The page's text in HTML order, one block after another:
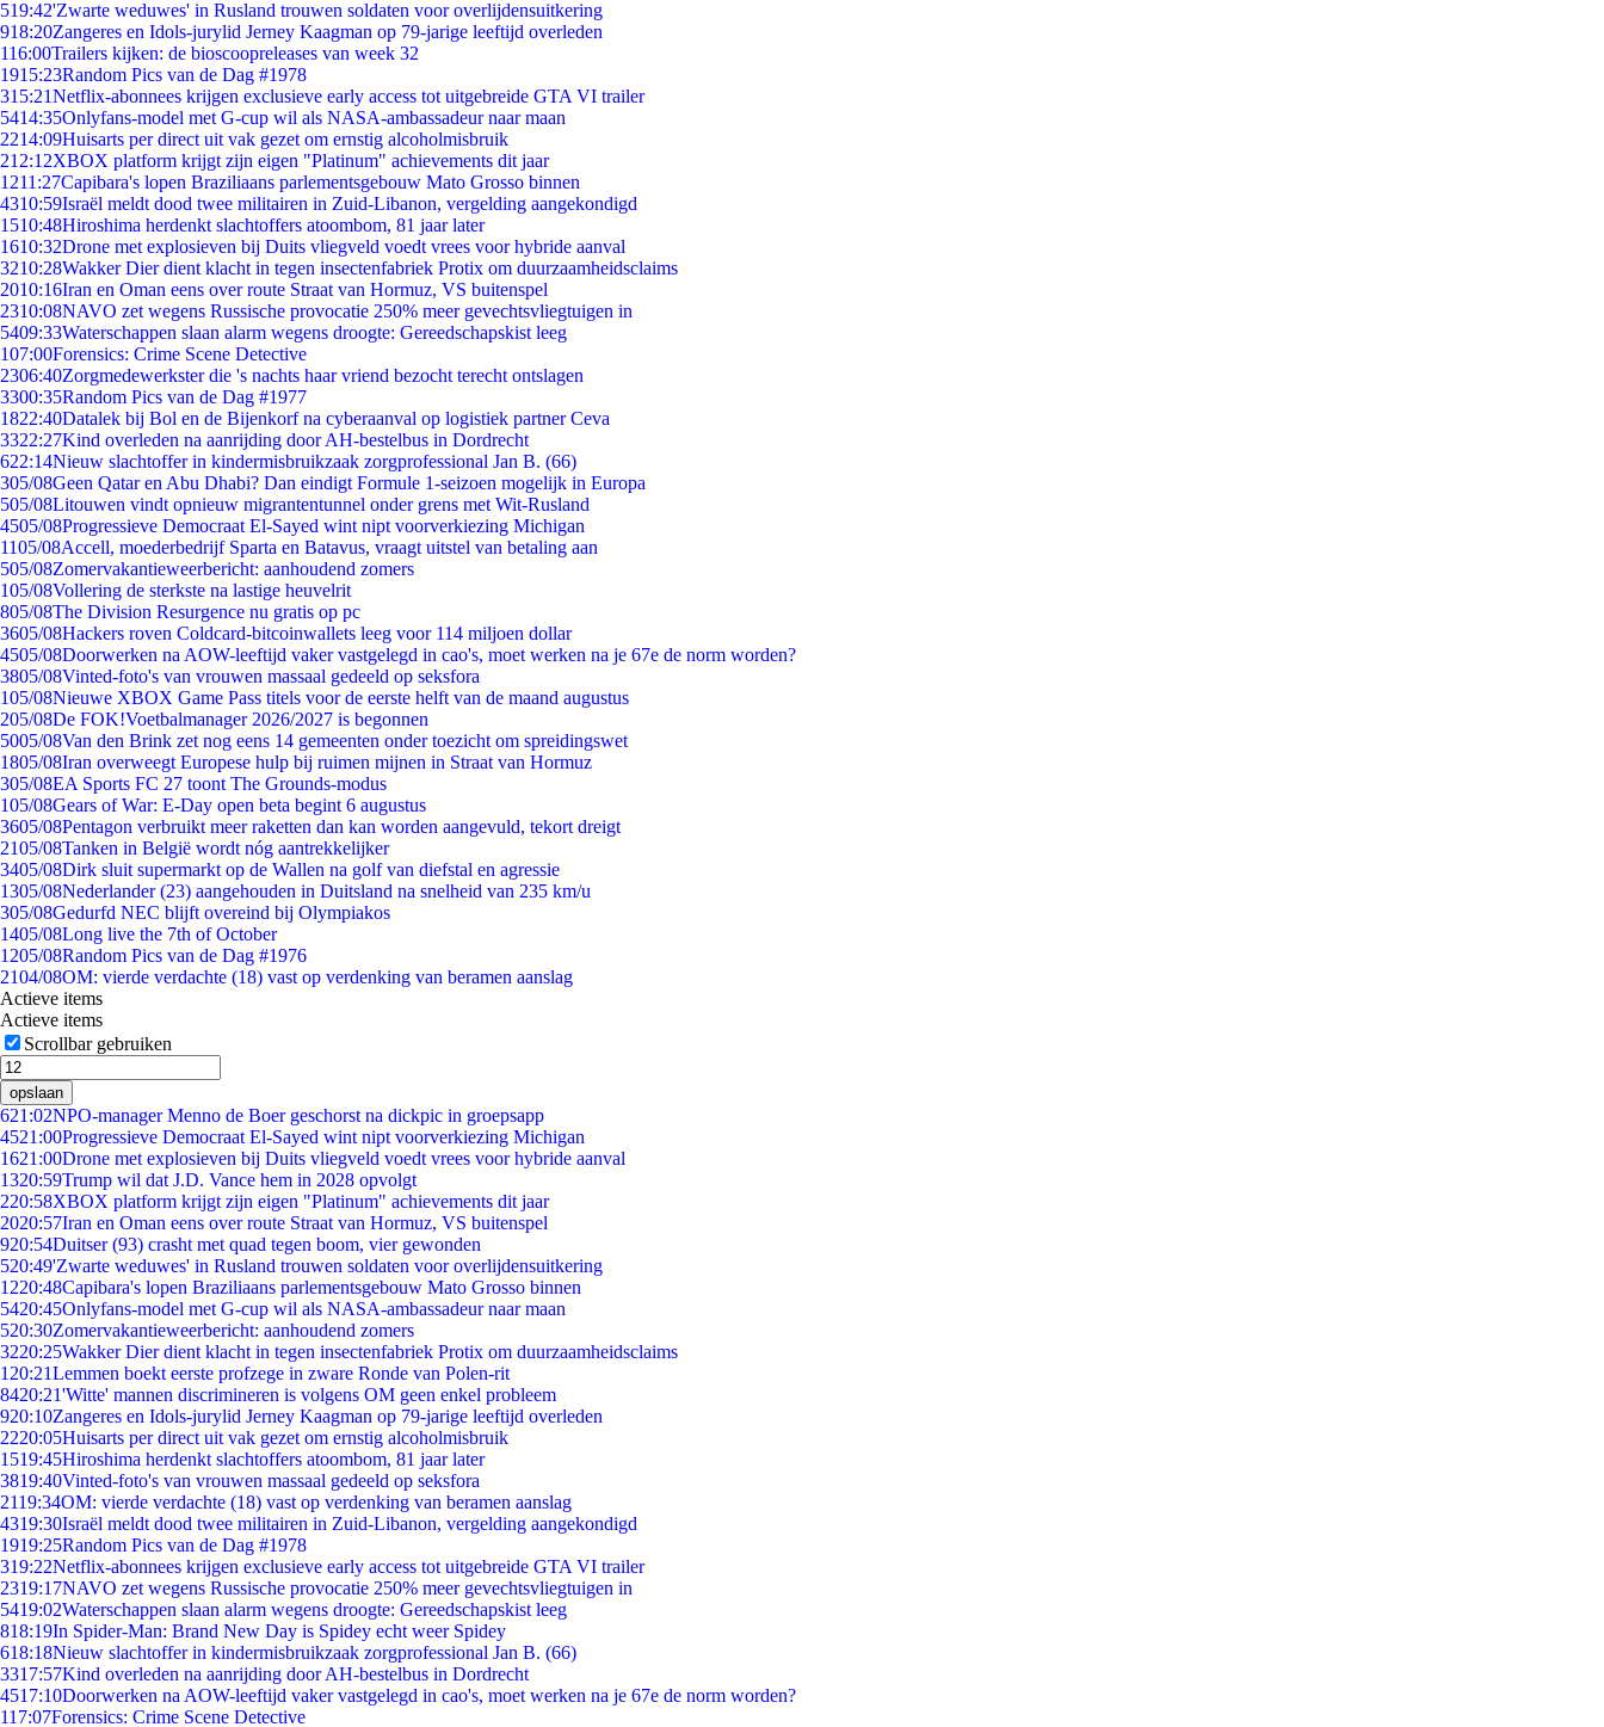
519:42'Zwarte weduwes' in Rusland trouwen soldaten voor overlijdensuitkering
918:20Zangeres en Idols-jurylid Jerney Kaagman op 79-jarige leeftijd overleden
116:00Trailers kijken: de bioscoopreleases van week 32
1915:23Random Pics van de Dag #1978
315:21Netflix-abonnees krijgen exclusieve early access tot uitgebreide GTA VI trailer
5414:35Onlyfans-model met G-cup wil als NASA-ambassadeur naar maan
2214:09Huisarts per direct uit vak gezet om ernstig alcoholmisbruik
212:12XBOX platform krijgt zijn eigen "Platinum" achievements dit jaar
1211:27Capibara's lopen Braziliaans parlementsgebouw Mato Grosso binnen
4310:59Israël meldt dood twee militairen in Zuid-Libanon, vergelding aangekondigd
1510:48Hiroshima herdenkt slachtoffers atoombom, 81 jaar later
1610:32Drone met explosieven bij Duits vliegveld voedt vrees voor hybride aanval
3210:28Wakker Dier dient klacht in tegen insectenfabriek Protix om duurzaamheidsclaims
2010:16Iran en Oman eens over route Straat van Hormuz, VS buitenspel
2310:08NAVO zet wegens Russische provocatie 250% meer gevechtsvliegtuigen in
5409:33Waterschappen slaan alarm wegens droogte: Gereedschapskist leeg
107:00Forensics: Crime Scene Detective
2306:40Zorgmedewerkster die 's nachts haar vriend bezocht terecht ontslagen
3300:35Random Pics van de Dag #1977
1822:40Datalek bij Bol en de Bijenkorf na cyberaanval op logistiek partner Ceva
3322:27Kind overleden na aanrijding door AH-bestelbus in Dordrecht
622:14Nieuw slachtoffer in kindermisbruikzaak zorgprofessional Jan B. (66)
305/08Geen Qatar en Abu Dhabi? Dan eindigt Formule 1-seizoen mogelijk in Europa
505/08Litouwen vindt opnieuw migrantentunnel onder grens met Wit-Rusland
4505/08Progressieve Democraat El-Sayed wint nipt voorverkiezing Michigan
1105/08Accell, moederbedrijf Sparta en Batavus, vraagt uitstel van betaling aan
505/08Zomervakantieweerbericht: aanhoudend zomers
105/08Vollering de sterkste na lastige heuvelrit
805/08The Division Resurgence nu gratis op pc
3605/08Hackers roven Coldcard-bitcoinwallets leeg voor 114 miljoen dollar
4505/08Doorwerken na AOW-leeftijd vaker vastgelegd in cao's, moet werken na je 67e de norm worden?
3805/08Vinted-foto's van vrouwen massaal gedeeld op seksfora
105/08Nieuwe XBOX Game Pass titels voor de eerste helft van de maand augustus
205/08De FOK!Voetbalmanager 2026/2027 is begonnen
5005/08Van den Brink zet nog eens 14 gemeenten onder toezicht om spreidingswet
1805/08Iran overweegt Europese hulp bij ruimen mijnen in Straat van Hormuz
305/08EA Sports FC 27 toont The Grounds-modus
105/08Gears of War: E-Day open beta begint 6 augustus
3605/08Pentagon verbruikt meer raketten dan kan worden aangevuld, tekort dreigt
2105/08Tanken in België wordt nóg aantrekkelijker
3405/08Dirk sluit supermarkt op de Wallen na golf van diefstal en agressie
1305/08Nederlander (23) aangehouden in Duitsland na snelheid van 235 km/u
305/08Gedurfd NEC blijft overeind bij Olympiakos
1405/08Long live the 7th of October
1205/08Random Pics van de Dag #1976
2104/08OM: vierde verdachte (18) vast op verdenking van beramen aanslag
Actieve items
Actieve items
Scrollbar gebruiken
opslaan
621:02NPO-manager Menno de Boer geschorst na dickpic in groepsapp
4521:00Progressieve Democraat El-Sayed wint nipt voorverkiezing Michigan
1621:00Drone met explosieven bij Duits vliegveld voedt vrees voor hybride aanval
1320:59Trump wil dat J.D. Vance hem in 2028 opvolgt
220:58XBOX platform krijgt zijn eigen "Platinum" achievements dit jaar
2020:57Iran en Oman eens over route Straat van Hormuz, VS buitenspel
920:54Duitser (93) crasht met quad tegen boom, vier gewonden
520:49'Zwarte weduwes' in Rusland trouwen soldaten voor overlijdensuitkering
1220:48Capibara's lopen Braziliaans parlementsgebouw Mato Grosso binnen
5420:45Onlyfans-model met G-cup wil als NASA-ambassadeur naar maan
520:30Zomervakantieweerbericht: aanhoudend zomers
3220:25Wakker Dier dient klacht in tegen insectenfabriek Protix om duurzaamheidsclaims
1 20:21Lemmen boekt eerste profzege in zware Ronde van Polen-rit
8420:21'Witte' mannen discrimineren is volgens OM geen enkel probleem
920:10Zangeres en Idols-jurylid Jerney Kaagman op 79-jarige leeftijd overleden
2220:05Huisarts per direct uit vak gezet om ernstig alcoholmisbruik
1519:45Hiroshima herdenkt slachtoffers atoombom, 81 jaar later
3819:40Vinted-foto's van vrouwen massaal gedeeld op seksfora
2119:34OM: vierde verdachte (18) vast op verdenking van beramen aanslag
4319:30Israël meldt dood twee militairen in Zuid-Libanon, vergelding aangekondigd
1919:25Random Pics van de Dag #1978
319:22Netflix-abonnees krijgen exclusieve early access tot uitgebreide GTA VI trailer
2319:17NAVO zet wegens Russische provocatie 250% meer gevechtsvliegtuigen in
5419:02Waterschappen slaan alarm wegens droogte: Gereedschapskist leeg
818:19In Spider-Man: Brand New Day is Spidey echt weer Spidey
618:18Nieuw slachtoffer in kindermisbruikzaak zorgprofessional Jan B. (66)
3317:57Kind overleden na aanrijding door AH-bestelbus in Dordrecht
4517:10Doorwerken na AOW-leeftijd vaker vastgelegd in cao's, moet werken na je 67e de norm worden?
117:07Forensics: Crime Scene Detective